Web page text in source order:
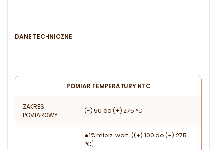
DANE TECHNICZNE
POMIAR TEMPERATURY NTC
ZAKRES
POMIAROWY
(-) 50 do (+) 275 °C
±1% mierz. wart. ((+) 100 do (+) 275
°C)